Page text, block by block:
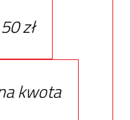
50 zł
kwota